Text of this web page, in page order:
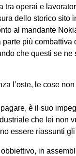
tra operai e
dello storico sito
al mandante
parte più
che questi se
l’oste, le cose
pagare, è il suo
che lei non
essere riassunti
in